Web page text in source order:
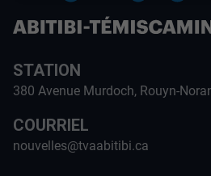
STATION
380 Avenue Murdoch, Rouyn-
COURRIEL
nouvelles@tvaabitibi.ca